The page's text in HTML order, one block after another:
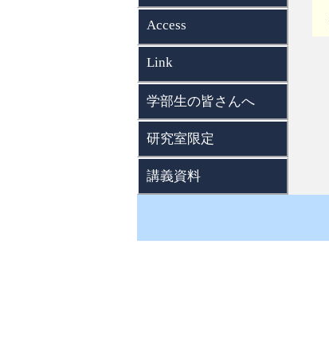
Access
Link
学部生の皆さんへ
研究室限定
講義資料